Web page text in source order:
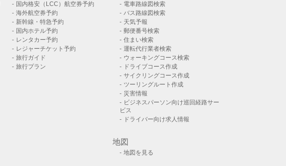
国内格安（LCC）航空券予約
海外航空券予約
新幹線・特急予約
国内ホテル予約
レンタカー予約
レジャーチケット予約
旅行ガイド
旅行プラン
電車路線図検索
バス路線図検索
天気予報
郵便番号検索
住まい検索
運転代行業者検索
ウォーキングコース検索
ドライブコース作成
サイクリングコース作成
ツーリングルート作成
災害情報
ビジネスパーソン向け巡回経路サー
ビス
ドライバー向け求人情報
地図
地図を見る